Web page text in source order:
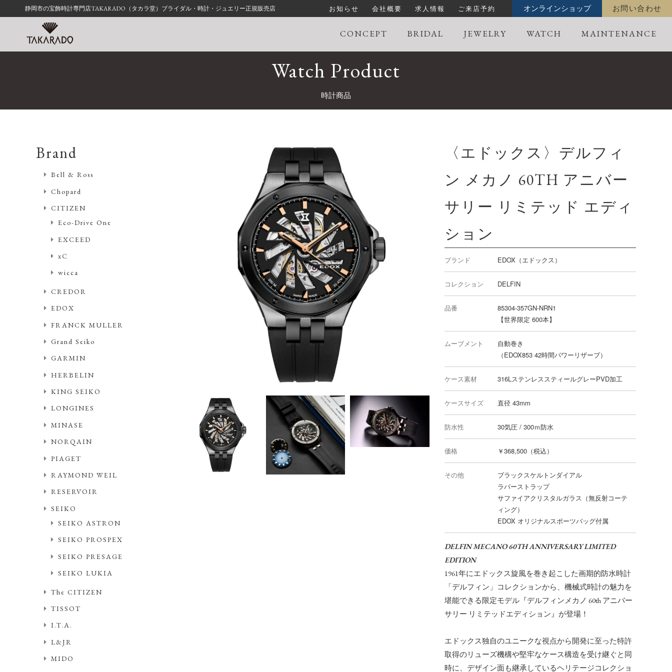
静岡市の宝飾時計専門店TAKARADO（タカラ堂）ブライダル・時計・ジュエリー正規販売店 お問い合わせ
オンラインショップ
お知らせ 会社概要 求人情報 ご来店予約
CONCEPT BRIDAL JEWELRY WATCH MAINTENANCE
Watch Product
時計商品
〈エドックス〉デルフィ
ン メカノ 60TH アニバー
サリー リミテッド エディ
ション
ブランド EDOX（エドックス）
コレクション DELFIN
品番
85304-357GN-NRN1
【世界限定 600本】
ムーブメント
自動巻き
（EDOX853 42時間パワーリザーブ）
ケース素材 316LステンレススティールグレーPVD加工
ケースサイズ 直径 43mm
防水性 30気圧 / 300ｍ防水
価格 ￥368,500（税込）
その他
ブラックスケルトンダイアル
ラバーストラップ
サファイアクリスタルガラス（無反射コーテ
ィング）
EDOX オリジナルスポーツバッグ付属
DELFIN MECANO 60TH ANNIVERSARY LIMITED
EDITION
1961年にエドックス旋風を巻き起こした画期的防水時計
「デルフィン」コレクションから、機械式時計の魅力を
堪能できる限定モデル『デルフィンメカノ 60th アニバー
サリー リミテッドエディション』が登場！
エドックス独自のユニークな視点から開発に至った特許
取得のリューズ機構や堅牢なケース構造を受け継ぐと同
時に、デザイン面も継承しているヘリテージコレクショ
Brand
Bell & Ross
Chopard
CITIZEN
Eco-Drive One
EXCEED
xC
wicca
CREDOR
EDOX
FRANCK MULLER
Grand Seiko
GARMIN
HERBELIN
KING SEIKO
LONGINES
MINASE
NORQAIN
PIAGET
RAYMOND WEIL
RESERVOIR
SEIKO
SEIKO ASTRON
SEIKO PROSPEX
SEIKO PRESAGE
SEIKO LUKIA
The CITIZEN
TISSOT
I.T.A.
L&JR
MIDO